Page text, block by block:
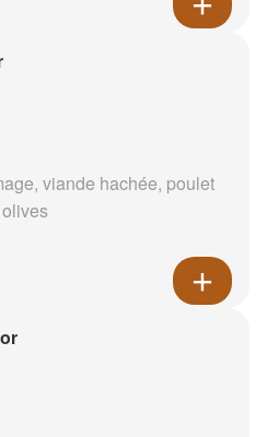
viande hachée, poulet